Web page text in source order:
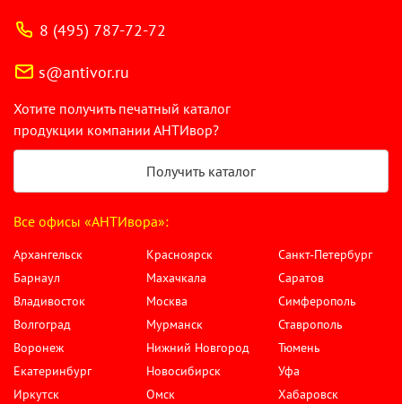
8 (495) 787-72-72
s@antivor.ru
Хотите получить печатный каталог
продукции компании АНТИвор?
Получить каталог
Все офисы «АНТИвора»:
Архангельск
Барнаул
Владивосток
Волгоград
Воронеж
Екатеринбург
Иркутск
Красноярск
Махачкала
Москва
Мурманск
Нижний Новгород
Новосибирск
Омск
Санкт-Петербург
Саратов
Симферополь
Ставрополь
Тюмень
Уфа
Хабаровск